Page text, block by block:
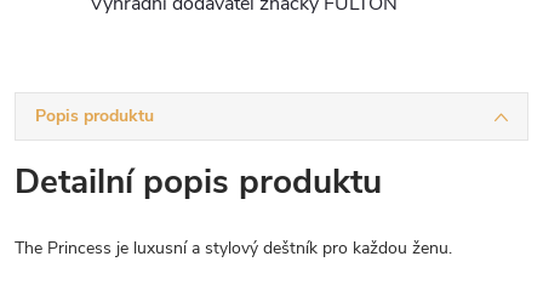
Popis produktu
Detailní popis produktu
The Princess je luxusní a stylový deštník pro každou ženu.